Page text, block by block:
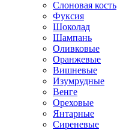
Слоновая кость
Фуксия
Шоколад
Шампань
Оливковые
Оранжевые
Вишневые
Изумрудные
Венге
Ореховые
Янтарные
Сиреневые